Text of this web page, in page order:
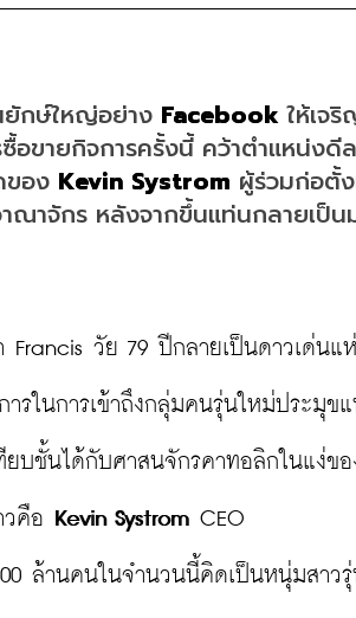
กษ์ใหญ่อย่าง Facebook ให้เจ
ซื้อขายกิจการครั้งนี้ คว้าตำแหน่งดี
ของ Kevin Systrom ผู้ร่วมก่อตั้
ณาจักร หลังจากขึ้นแท่นกลายเป็น
วัย 79 ปีกลายเป็นดาวเด่นแ
ในการเข้าถึงกลุ่มคนรุ่นใหม่ประมุข
บชั้นได้กับศาสนจักรคาทอลิกในแง่ขอ
วคือ Kevin Systrom CEO
ล้านคนในจำนวนนี้คิดเป็นหนุ่มสาว